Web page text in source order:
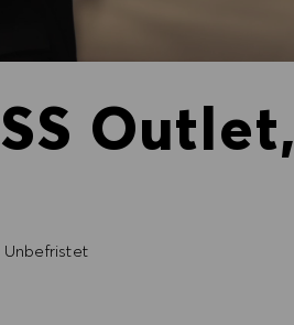
Outlet,
Unbefristet